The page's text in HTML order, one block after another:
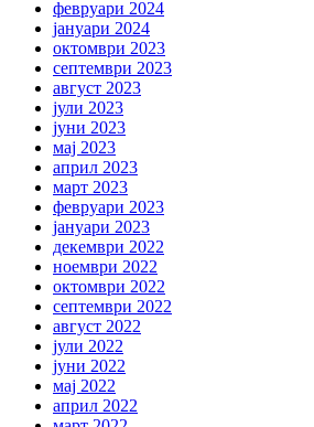
февруари 2024
јануари 2024
октомври 2023
септември 2023
август 2023
јули 2023
јуни 2023
мај 2023
април 2023
март 2023
февруари 2023
јануари 2023
декември 2022
ноември 2022
октомври 2022
септември 2022
август 2022
јули 2022
јуни 2022
мај 2022
април 2022